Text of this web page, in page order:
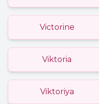
Victorine
Viktoria
Viktoriya